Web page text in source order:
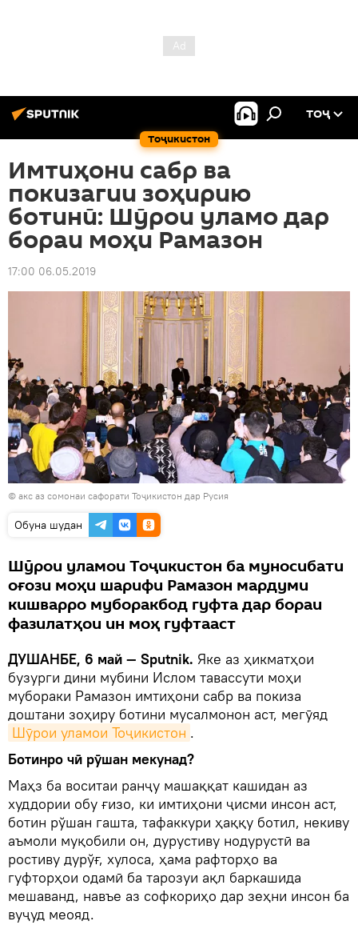
Тоҷикистон
ТОҶ
Имтиҳони сабр ва
покизагии зоҳирию
ботинӣ: Шӯрои уламо дар
бораи моҳи Рамазон
17:00 06.05.2019
© акс аз сомонаи сафорати Тоҷикистон дар Русия
Обуна шудан
Шӯрои уламои Тоҷикистон ба муносибати
оғози моҳи шарифи Рамазон мардуми
кишварро муборакбод гуфта дар бораи
фазилатҳои ин моҳ гуфтааст
ДУШАНБЕ, 6 май — Sputnik. Яке аз ҳикматҳои
бузурги дини мубини Ислом тавассути моҳи
мубораки Рамазон имтиҳони сабр ва покиза
доштани зоҳиру ботини мусалмонон аст, мегӯяд
Шӯрои уламои Тоҷикистон .
Ботинро чӣ рӯшан мекунад?
Маҳз ба воситаи ранҷу машаққат кашидан аз
худдории обу ғизо, ки имтиҳони ҷисми инсон аст,
ботин рўшан гашта, тафаккури ҳаққу ботил, некиву
аъмоли муқобили он, дурустиву нодурустӣ ва
ростиву дурўғ, хулоса, ҳама рафторҳо ва
гуфторҳои одамӣ ба тарозуи ақл баркашида
мешаванд, навъе аз софкориҳо дар зеҳни инсон ба
вуҷуд меояд.